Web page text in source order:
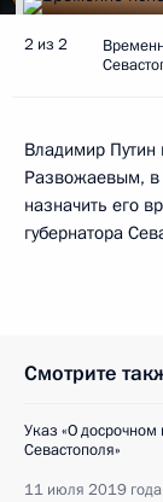
2 из 2
Владимир Путин
Развожаевым, в
назначить его
губернатора
Смотрите
Указ «О
Севастополя»
11 июля 2019 года